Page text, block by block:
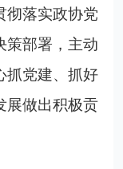
彻落实政协党
策部署，主动
抓党建、抓好
展做出积极贡